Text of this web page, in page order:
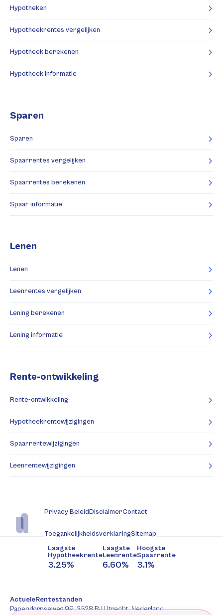
Hypotheken
Hypotheekrentes vergelijken
Hypotheek berekenen
Hypotheek informatie
Sparen
Sparen
Spaarrentes vergelijken
Spaarrentes berekenen
Spaar informatie
Lenen
Lenen
Leenrentes vergelijken
Lening berekenen
Lening informatie
Rente-ontwikkeling
Rente-ontwikkeling
Hypotheekrentewijzigingen
Spaarrentewijzigingen
Leenrentewijzigingen
Privacy BeleidDisclaimerContact
ToegankelijkheidsverklaringSitemap
Laagste
Hypotheekrente
3.25%
Laagste
Leenrente
6.60%
Hoogste
Spaarrente
3.1%
ActueleRentestanden
Papendorpseweg 99, 3528 BJ Utrecht, Nederland